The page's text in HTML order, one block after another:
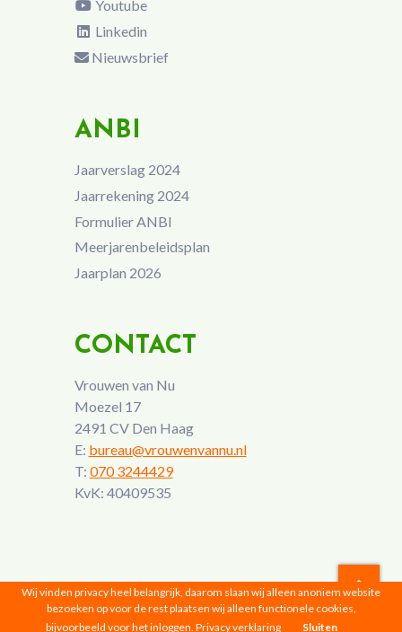
Youtube
Linkedin
Nieuwsbrief
ANBI
Jaarverslag 2024
Jaarrekening 2024
Formulier ANBI
Meerjarenbeleidsplan
Jaarplan 2026
CONTACT
Vrouwen van Nu
Moezel 17
2491 CV Den Haag
E: bureau@vrouwenvannu.nl
T: 070 3244429
KvK: 40409535
Vrouwen van Nu © 2026 |Privacyverklaring
Wij vinden privacy heel belangrijk, daarom slaan wij alleen anoniem website
bezoeken op voor de rest plaatsen wij alleen functionele cookies,
bijvoorbeeld voor het inloggen. Privacy verklaring Sluiten